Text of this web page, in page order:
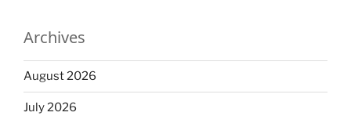
Archives
August 2026
July 2026